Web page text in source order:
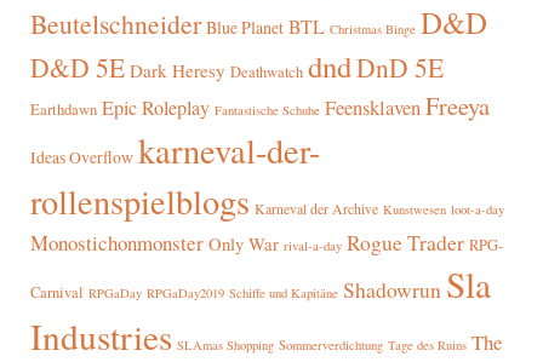
Beutelschneider Blue Planet BTL Christmas Binge D&D
D&D 5E Dark Heresy Deathwatch dndDnD 5E
Earthdawn Epic Roleplay Fantastische Schuhe FeensklavenFreeya
Ideas Overflow karneval-der-
rollenspielblogs Karneval der Archive Kunstwesen loot-a-day
Monostichonmonster Only War rival-a-day Rogue Trader RPG-
Carnival RPGaDay RPGaDay2019 Schiffe und Kapitäne Shadowrun Sla
Industries SLAmas Shopping Sommerverdichtung Tage des Ruins The